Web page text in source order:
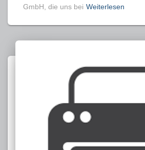
GmbH, die uns bei Weiterlesen